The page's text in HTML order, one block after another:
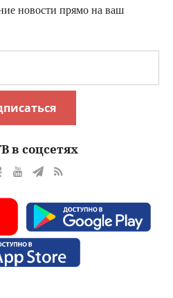
новости прямо на ваш
в соцсетях